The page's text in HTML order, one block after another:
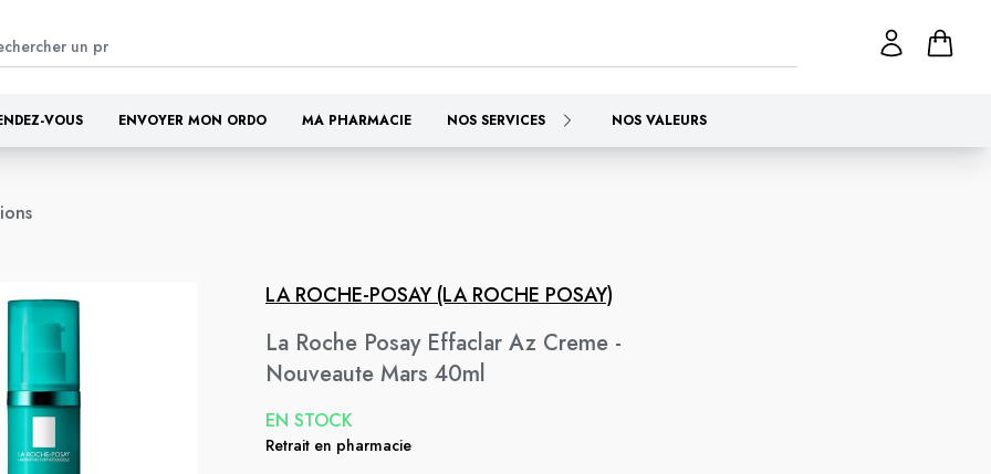
VOUS ENVOYER MON ORDO MA PHARMACIE NOS SERVICES NOS VALEURS
LA ROCHE-POSAY (LA ROCHE POSAY)
La Roche Posay Effaclar Az Creme -
Nouveaute Mars 40ml
EN STOCK
Retrait en pharmacie